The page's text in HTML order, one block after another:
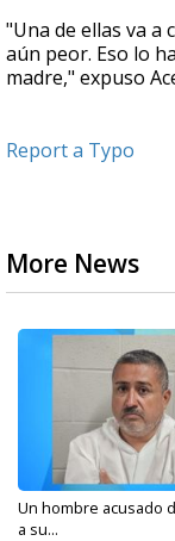
"Una de ellas va a
aún peor. Eso lo
madre," expuso
Report a Typo
More News
Un hombre acusado
a su...